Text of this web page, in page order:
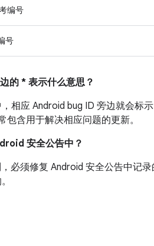
编号
号
的 * 表示什么意思？
相应 Android bug ID 旁边就会标
含用于解决相应问题的更新。
安全公告中？
必须修复 Android 安全公告中记